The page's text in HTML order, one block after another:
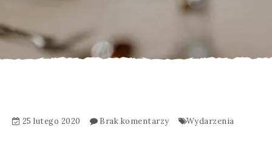
25 lutego 2020 Brak komentarzy Wydarzenia